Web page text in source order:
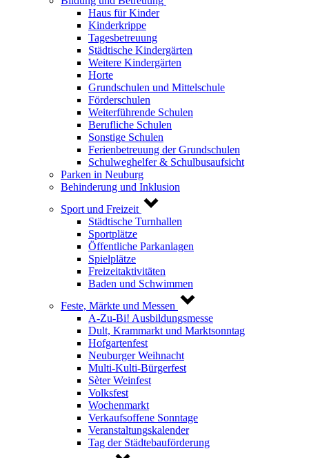
Haus für Kinder
Kinderkrippe
Tagesbetreuung
Städtische Kindergärten
Weitere Kindergärten
Horte
Grundschulen und Mittelschule
Förderschulen
Weiterführende Schulen
Berufliche Schulen
Sonstige Schulen
Ferienbetreuung der Grundschulen
Schulweghelfer & Schulbusaufsicht
Parken in Neuburg
Behinderung und Inklusion
Sport und Freizeit
Städtische Turnhallen
Sportplätze
Öffentliche Parkanlagen
Spielplätze
Freizeitaktivitäten
Baden und Schwimmen
Feste, Märkte und Messen
A-Zu-Bi! Ausbildungsmesse
Dult, Krammarkt und Marktsonntag
Hofgartenfest
Neuburger Weihnacht
Multi-Kulti-Bürgerfest
Sèter Weinfest
Volksfest
Wochenmarkt
Verkaufsoffene Sonntage
Veranstaltungskalender
Tag der Städtebauförderung